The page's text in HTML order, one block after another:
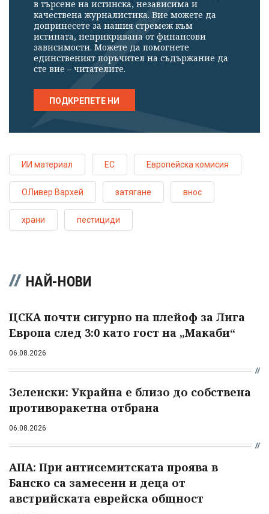
в търсене на истинска, независима и
качествена журналистика. Вие можете да
допринесете за нашия стремеж към
истината, неприкривана от финансови
зависимости. Можете да помогнете
единственият поръчител на съдържание да
сте вие – читателите.
ПОДКРЕПЕТЕ НИ
ИИ материал ЕС Европейска комисия
ОЛивер Вархей затягане внос
храни пестициди
НАЙ-НОВИ
ЦСКА почти сигурно на плейоф за Лига
Европа след 3:0 като гост на „Макаби“
06.08.2026
Зеленски: Украйна е близо до собствена
противоракетна отбрана
06.08.2026
АПА: При антисемитската проява в
Банско са замесени и деца от
австрийската еврейска общност